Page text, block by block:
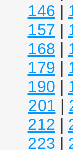
146 |
157 |
168 |
179 |
190 |
201 |
212 |
223 |